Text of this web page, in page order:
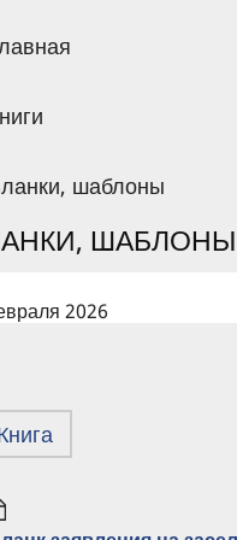
шаблоны
ШАБЛОНЫ
2026